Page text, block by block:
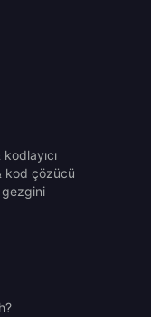
kod çözücü
gezgini